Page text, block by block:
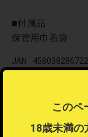
■付属品
保管用巾着袋
JAN
ラッピング不可商
ラッピングするを
このペ
18歳未満の